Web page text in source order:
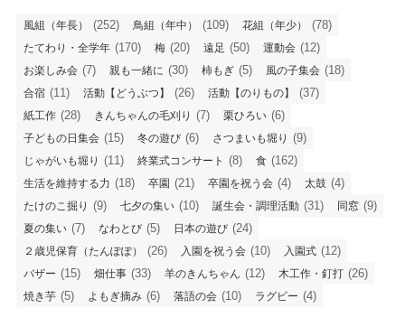
風組（年長） (252) 鳥組（年中） (109) 花組（年少） (78)
たてわり・全学年 (170) 梅 (20) 遠足 (50) 運動会 (12)
お楽しみ会 (7) 親も一緒に (30) 柿もぎ (5) 風の子集会 (18)
合宿 (11) 活動【どうぶつ】 (26) 活動【のりもの】 (37)
紙工作 (28) きんちゃんの毛刈り (7) 栗ひろい (6)
子どもの日集会 (15) 冬の遊び (6) さつまいも堀り (9)
じゃがいも堀り (11) 終業式コンサート (8) 食 (162)
生活を維持する力 (18) 卒園 (21) 卒園を祝う会 (4) 太鼓 (4)
たけのこ掘り (9) 七夕の集い (10) 誕生会・調理活動 (31) 同窓 (9)
夏の集い (7) なわとび (5) 日本の遊び (24)
２歳児保育（たんぽぽ） (26) 入園を祝う会 (10) 入園式 (12)
バザー (15) 畑仕事 (33) 羊のきんちゃん (12) 木工作・釘打 (26)
焼き芋 (5) よもぎ摘み (6) 落語の会 (10) ラグビー (4)